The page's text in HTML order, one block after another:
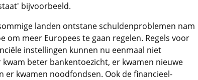
bijvoorbeeld.
landen ontstane schuldenproblemen nam
om meer Europees te gaan regelen. Regels voor
instellingen kunnen nu eenmaal niet
beter bankentoezicht, er kwamen nieuwe
er kwamen noodfondsen. Ook de financieel-